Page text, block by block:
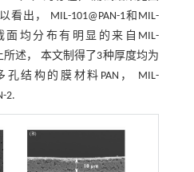
出， MIL-101@PAN-1和MIL-
面均分布有明显的来自MIL-
所述， 本文制得了3种厚度均为
结构的膜材料PAN， MIL-
2.